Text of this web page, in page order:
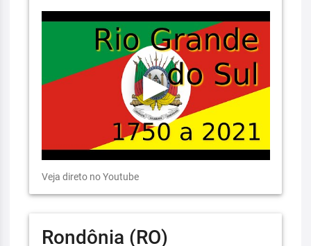
Veja direto no Youtube
Rondônia (RO)